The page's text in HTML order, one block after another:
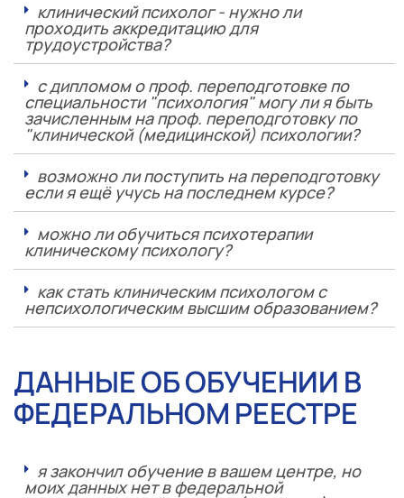
клинический психолог - нужно ли
проходить аккредитацию для
трудоустройства?
с дипломом о проф. переподготовке по
специальности "психология" могу ли я быть
зачисленным на проф. переподготовку по
"клинической (медицинской) психологии?
возможно ли поступить на переподготовку
если я ещё учусь на последнем курсе?
можно ли обучиться психотерапии
клиническому психологу?
как стать клиническим психологом с
непсихологическим высшим образованием?
ДАННЫЕ ОБ ОБУЧЕНИИ В
ФЕДЕРАЛЬНОМ РЕЕСТРЕ
я закончил обучение в вашем центре, но
моих данных нет в федеральной